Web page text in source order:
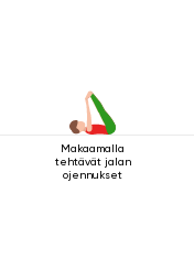
Makaamalla
tehtävät jalan
ojennukset